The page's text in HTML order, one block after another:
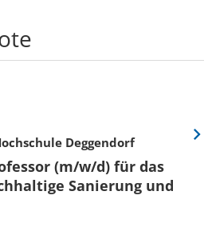
Deggendorf
(m/w/d) für das
Sanierung und
Eine